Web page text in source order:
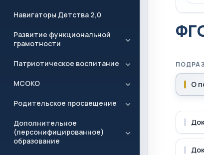
Навигаторы Детства 2,0
Развитие функциональной
грамотности
Патриотическое воспитание
МСОКО
Родительское просвещение
Дополнительное
(персонифицированное)
образование
О